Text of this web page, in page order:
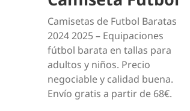
Camisetas de Futbol Baratas
2024 2025 – Equipaciones
fútbol barata en tallas para
adultos y niños. Precio
negociable y calidad buena.
Envío gratis a partir de 68€.